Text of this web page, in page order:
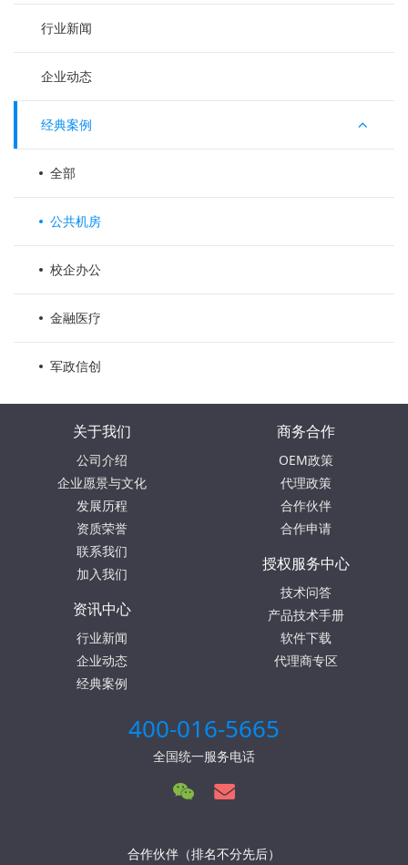
行业新闻
企业动态
经典案例
全部
公共机房
校企办公
金融医疗
军政信创
关于我们
公司介绍
企业愿景与文化
发展历程
资质荣誉
联系我们
加入我们
商务合作
OEM政策
代理政策
合作伙伴
合作申请
授权服务中心
技术问答
产品技术手册
软件下载
代理商专区
资讯中心
行业新闻
企业动态
经典案例
400-016-5665
全国统一服务电话
合作伙伴（排名不分先后）